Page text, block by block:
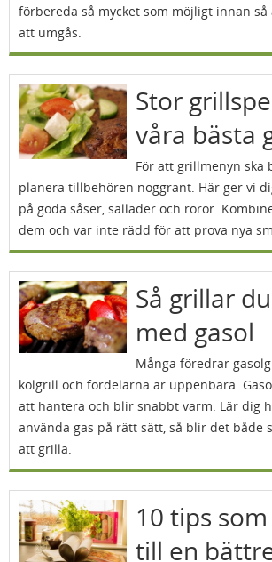
förbereda så mycket som möjligt innan
att umgås.
Stor
våra bästa
För att grillmenyn ska
planera tillbehören noggrant. Här ger vi
på goda såser, sallader och röror.
dem och var inte rädd för att prova nya
Så grillar
med gasol
Många föredrar
kolgrill och fördelarna är uppenbara.
att hantera och blir snabbt varm. Lär dig
använda gas på rätt sätt, så blir det både
att grilla.
10 tips
till en